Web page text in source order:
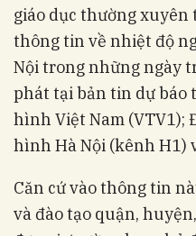
giáo dục thường
thông tin về nhiệt độ
Nội trong những ngày
phát tại bản tin dự báo
hình Việt Nam (VTV1);
hình Hà Nội (kênh H1)
Căn cứ vào thông tin
và đào tạo quận,